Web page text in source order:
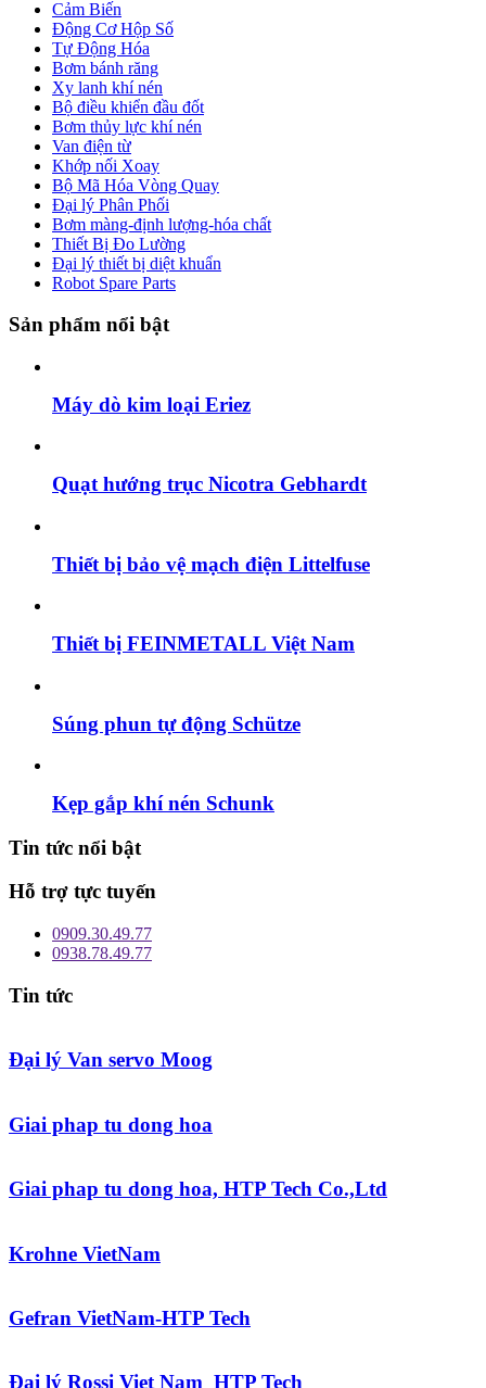
Cảm Biến
Động Cơ Hộp Số
Tự Động Hóa
Bơm bánh răng
Xy lanh khí nén
Bộ điều khiển đầu đốt
Bơm thủy lực khí nén
Van điện từ
Khớp nối Xoay
Bộ Mã Hóa Vòng Quay
Đại lý Phân Phối
Bơm màng-định lượng-hóa chất
Thiết Bị Đo Lường
Đại lý thiết bị diệt khuẩn
Robot Spare Parts
Sản phẩm nổi bật
Máy dò kim loại Eriez
Quạt hướng trục Nicotra Gebhardt
Thiết bị bảo vệ mạch điện Littelfuse
Thiết bị FEINMETALL Việt Nam
Súng phun tự động Schütze
Kẹp gắp khí nén Schunk
Tin tức nổi bật
Hỗ trợ tực tuyến
0909.30.49.77
0938.78.49.77
Tin tức
Đại lý Van servo Moog
Giai phap tu dong hoa
Giai phap tu dong hoa, HTP Tech Co.,Ltd
Krohne VietNam
Gefran VietNam-HTP Tech
Đại lý Rossi Viet Nam_HTP Tech